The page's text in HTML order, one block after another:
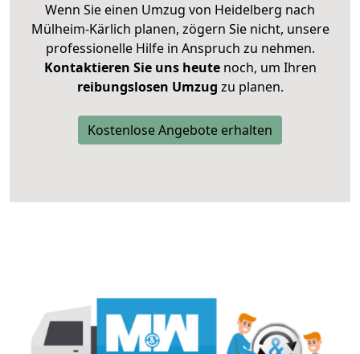
Wenn Sie einen Umzug von Heidelberg nach
Mülheim-Kärlich planen, zögern Sie nicht, unsere
professionelle Hilfe in Anspruch zu nehmen.
Kontaktieren Sie uns heutenoch, um Ihren
reibungslosen Umzug zu planen.
Kostenlose Angebote erhalten